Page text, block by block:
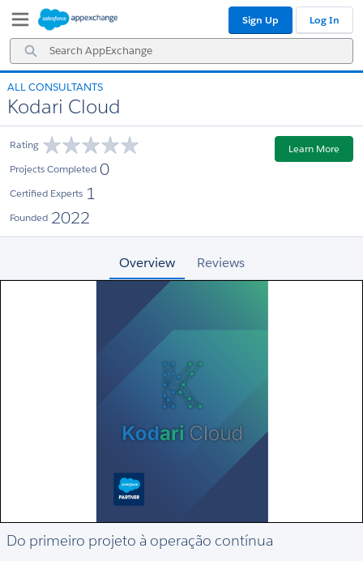
Navigation
Main
Content
Search
AppExchange
Sign Up Log In
ALL CONSULTANTS
Kodari Cloud
Rating
Projects Completed 0
Certified Experts 1
Founded 2022
Learn More
Overview Reviews
Do primeiro projeto à operação contínua